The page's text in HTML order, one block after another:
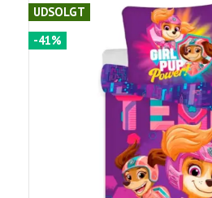
UDSOLGT
-41%